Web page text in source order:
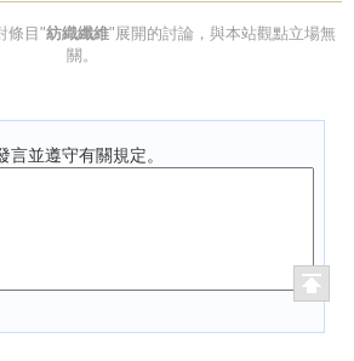
部分形變則不會回覆。
收或放出水蒸氣的能力稱為吸濕
條目"紡織纖維"展開的討論，與本站觀點立場無
關。
並遵守有關規定。